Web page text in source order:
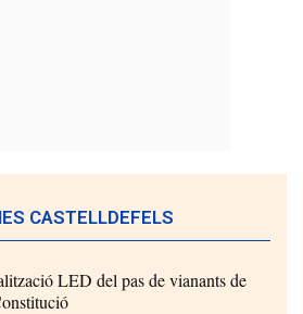
CASTELLDEFELS
LED del pas de vianants de